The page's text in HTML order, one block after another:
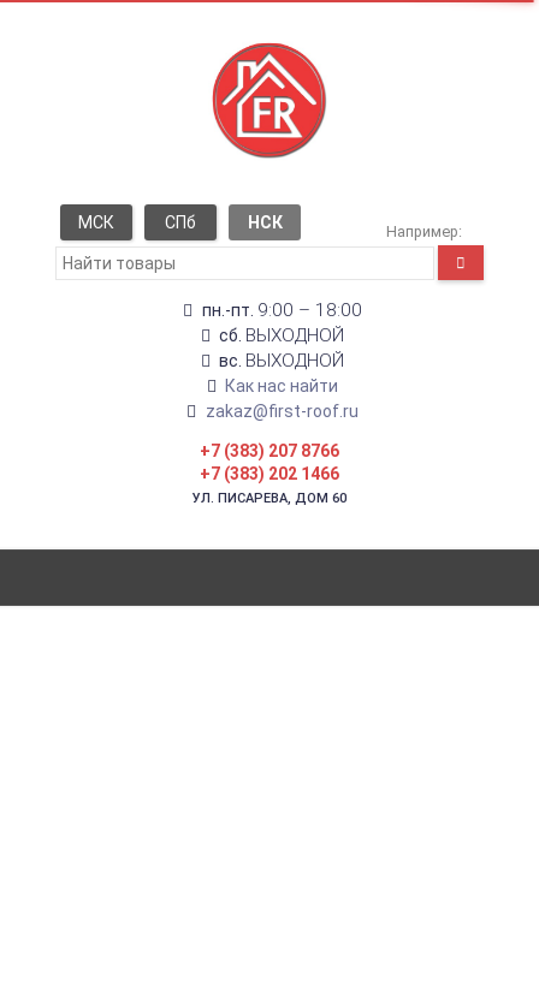
МСК СПб НСК Например:
пн.-пт. 9:00 – 18:00
сб. ВЫХОДНОЙ
вс. ВЫХОДНОЙ
Как нас найти
zakaz@first-roof.ru
+7 (383) 207 8766
+7 (383) 202 1466
УЛ. ПИСАРЕВА, ДОМ 60